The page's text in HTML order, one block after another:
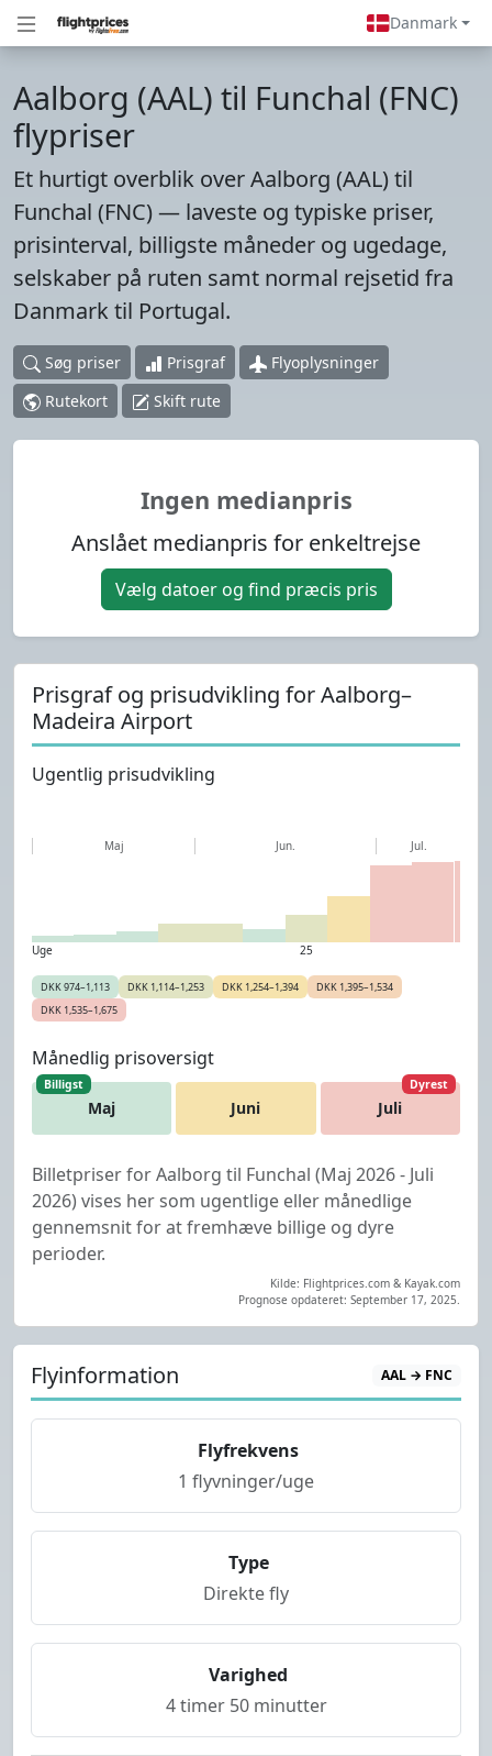
Danmark
Aalborg (AAL) til Funchal (FNC)
flypriser
Et hurtigt overblik over Aalborg (AAL) til
Funchal (FNC) — laveste og typiske priser,
prisinterval, billigste måneder og ugedage,
selskaber på ruten samt normal rejsetid fra
Danmark til Portugal.
Søg priser Prisgraf
Flyoplysninger
Rutekort
Skift rute
Ingen medianpris
Anslået medianpris for enkeltrejse
Vælg datoer og find præcis pris
Prisgraf og prisudvikling for Aalborg–
Madeira Airport
Ugentlig prisudvikling
Maj Jun. Jul.
Uge 25
DKK 974–1,113 DKK 1,114–1,253 DKK 1,254–1,394
DKK 1,395–1,534
DKK 1,535–1,675
Månedlig prisoversigt
Maj
Billigst
Juni Juli
Dyrest
Billetpriser for Aalborg til Funchal (Maj 2026 - Juli
2026) vises her som ugentlige eller månedlige
gennemsnit for at fremhæve billige og dyre
perioder.
Kilde: Flightprices.com & Kayak.com
Prognose opdateret: September 17, 2025.
Flyinformation AAL → FNC
Flyfrekvens
1 flyvninger/uge
Type
Direkte fly
Varighed
4 timer 50 minutter